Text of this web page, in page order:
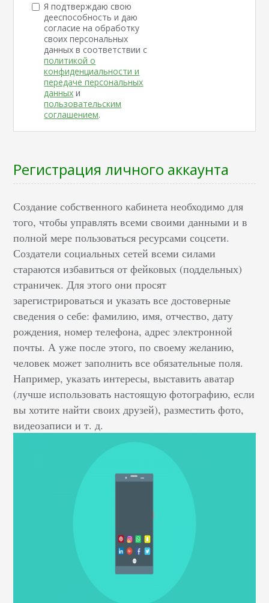
Я подтверждаю свою
дееспособность и даю
согласие на обработку
своих персональных
данных в соответствии с
политикой о
конфиденциальности и
передаче персональных
данных и
пользовательским
соглашением.
Регистрация личного аккаунта
Создание собственного кабинета необходимо для
того, чтобы управлять всеми своими данными и в
полной мере пользоваться ресурсами соцсети.
Создатели социальных сетей всеми силами
стараются избавиться от фейковых (поддельных)
страничек. Для этого они просят
зарегистрироваться и указать все достоверные
сведения о себе: фамилию, имя, отчество, дату
рождения, номер телефона, адрес электронной
почты. А уже после этого, по своему желанию,
человек может заполнить все обязательные поля.
Например, указать интересы, выставить аватар
(лучше использовать настоящую фотографию, если
вы хотите найти своих друзей), разместить фото,
видеозаписи и т. д.